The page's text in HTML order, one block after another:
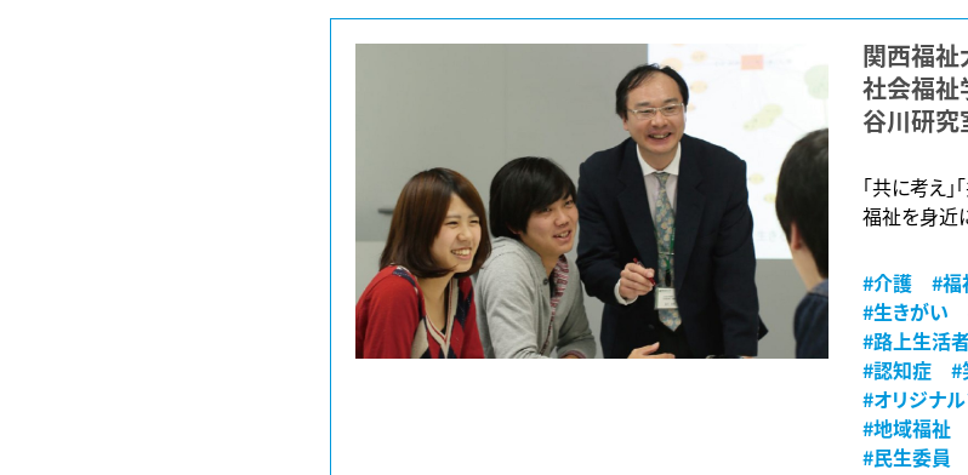
関西福祉
社会福祉
谷川研究
「共に考え
福祉を身近
#介護 #福
#生きがい
#路上生活
#認知症
#
#オリジナ
#地域福祉
#民生委員